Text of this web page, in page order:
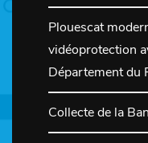
Plouescat
vidéoprotection
Département du
Collecte de la